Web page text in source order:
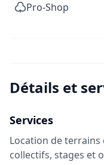
Pro-Shop
Détails et
Services
Location de
collectifs, stages et